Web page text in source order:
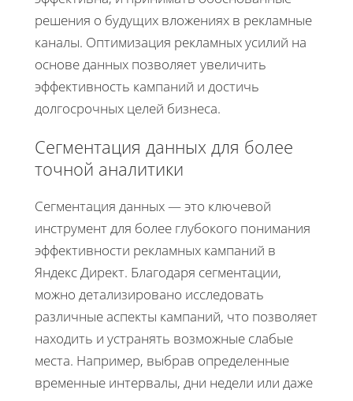
решения о будущих вложениях в рекламные
каналы. Оптимизация рекламных усилий на
основе данных позволяет увеличить
эффективность кампаний и достичь
долгосрочных целей бизнеса.
Сегментация данных для более
точной аналитики
Сегментация данных — это ключевой
инструмент для более глубокого понимания
эффективности рекламных кампаний в
Яндекс Директ. Благодаря сегментации,
можно детализировано исследовать
различные аспекты кампаний, что позволяет
находить и устранять возможные слабые
места. Например, выбрав определенные
временные интервалы, дни недели или даже